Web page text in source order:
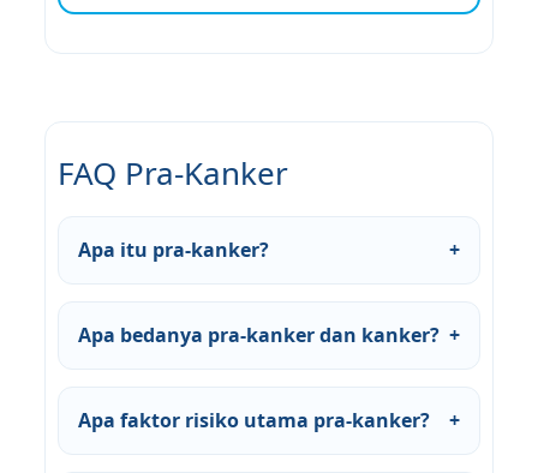
FAQ Pra-Kanker
Apa itu pra-kanker? +
Apa bedanya pra-kanker dan kanker? +
Apa faktor risiko utama pra-kanker? +